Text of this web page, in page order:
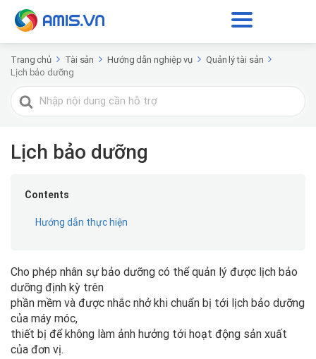
Trang chủ Tài sản Hướng dẫn nghiệp vụ
Quản lý tài sản
Lịch bảo dưỡng
Tìm
kiếm
Lịch bảo dưỡng
Contents
Hướng dẫn thực hiện
Cho phép nhân sự bảo dưỡng có thể quản lý được lịch bảo
dưỡng định kỳ trên
phần mềm và được nhắc nhở khi chuẩn bị tới lịch bảo dưỡng
của máy móc,
thiết bị để không làm ảnh hưởng tới hoạt động sản xuất
của đơn vị.